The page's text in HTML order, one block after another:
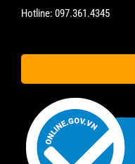
Hotline: 097.361.4345